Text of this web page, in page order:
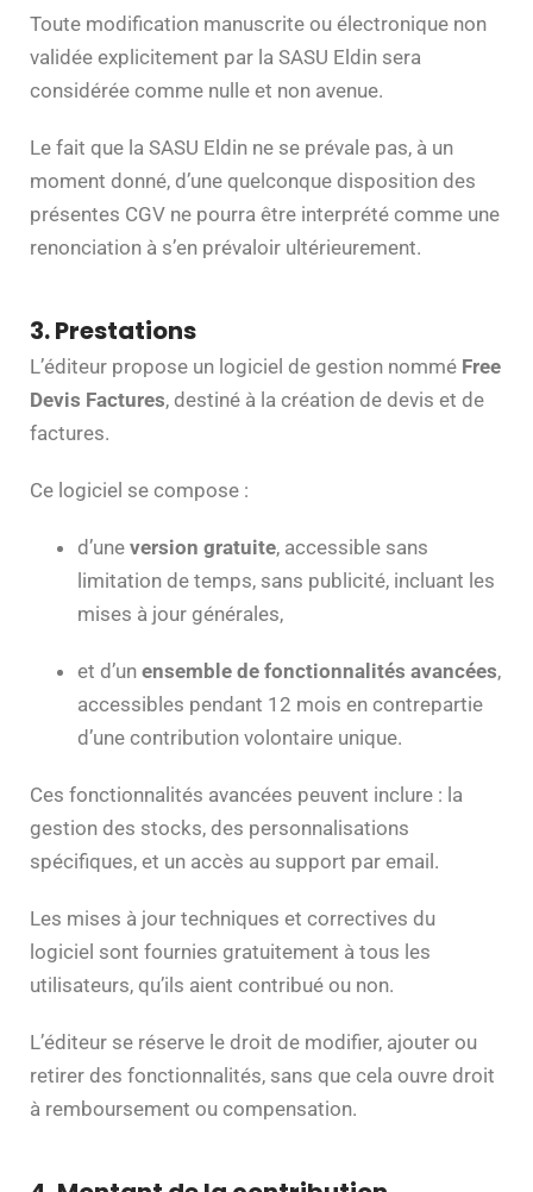
Toute modification manuscrite ou électronique non
validée explicitement par la SASU Eldin sera
considérée comme nulle et non avenue.
Le fait que la SASU Eldin ne se prévale pas, à un
moment donné, d’une quelconque disposition des
présentes CGV ne pourra être interprété comme une
renonciation à s’en prévaloir ultérieurement.
3. Prestations
L’éditeur propose un logiciel de gestion nommé Free
Devis Factures, destiné à la création de devis et de
factures.
Ce logiciel se compose :
d’une version gratuite, accessible sans
limitation de temps, sans publicité, incluant les
mises à jour générales,
et d’un ensemble de fonctionnalités avancées,
accessibles pendant 12 mois en contrepartie
d’une contribution volontaire unique.
Ces fonctionnalités avancées peuvent inclure : la
gestion des stocks, des personnalisations
spécifiques, et un accès au support par email.
Les mises à jour techniques et correctives du
logiciel sont fournies gratuitement à tous les
utilisateurs, qu’ils aient contribué ou non.
L’éditeur se réserve le droit de modifier, ajouter ou
retirer des fonctionnalités, sans que cela ouvre droit
à remboursement ou compensation.